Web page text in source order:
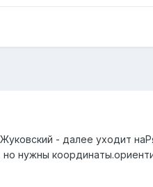
- далее уходит
нужны